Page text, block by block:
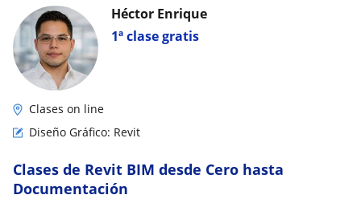
1ª clase gratis
Héctor Enrique
Clases on line
Diseño Gráfico: Revit
Clases de Revit BIM desde Cero hasta
Documentación